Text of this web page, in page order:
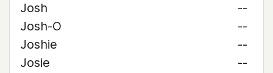
Josh
--
Josh-O
--
Joshie
--
Josie
--